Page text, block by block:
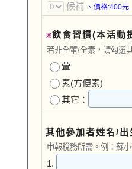
候補 、價格:400元
※飲食習慣(本活動
若非全葷/全素，請勾選
葷
素(方便素)
其它：
其他參加者姓名/出
申報稅務所需。例：蘇
1.